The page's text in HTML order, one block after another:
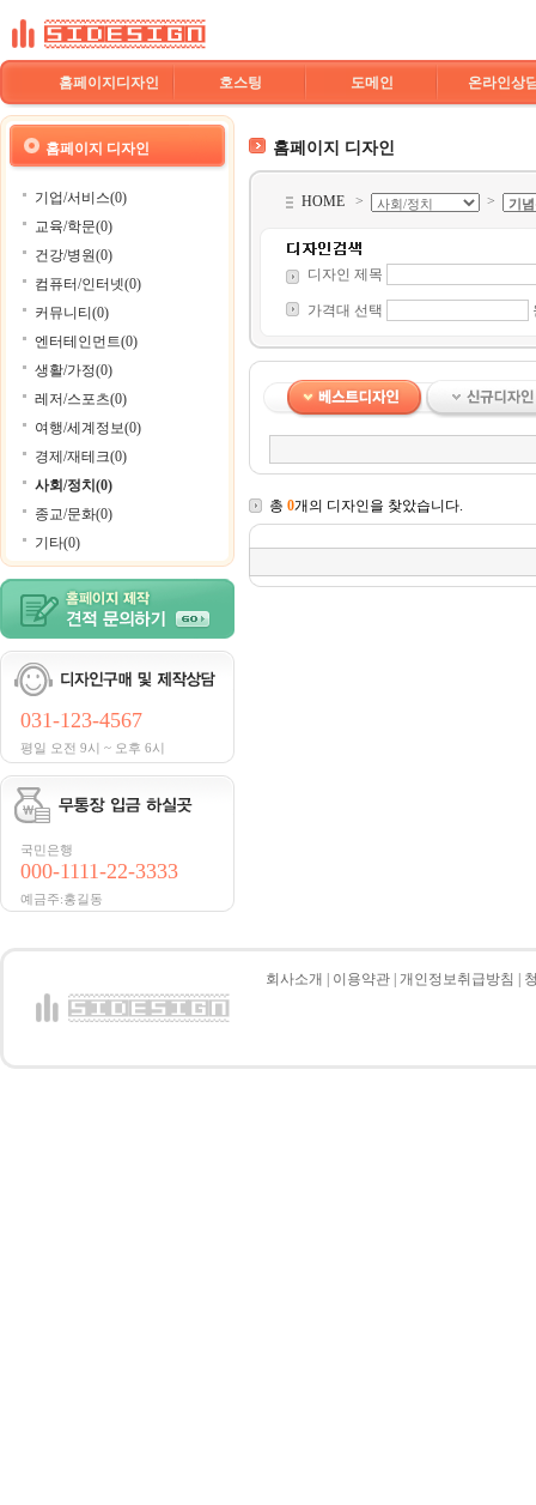
홈페이지디자인 호스팅 도메인 온라인상
홈페이지 디자인
기업/서비스(0)
교육/학문(0)
건강/병원(0)
컴퓨터/인터넷(0)
커뮤니티(0)
엔터테인먼트(0)
생활/가정(0)
레저/스포츠(0)
여행/세계정보(0)
경제/재테크(0)
사회/정치(0)
종교/문화(0)
기타(0)
031-123-4567
평일 오전 9시 ~ 오후 6시
국민은행
000-1111-22-3333
예금주:홍길동
홈페이지 디자인
HOME > >
디자인 제목
가격대 선택
총 0개의 디자인을 찾았습니다.
회사소개 이용약관 개인정보취급방침